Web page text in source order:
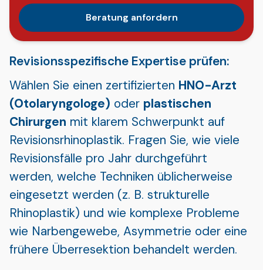
Beratung anfordern
Revisionsspezifische Expertise prüfen:
Wählen Sie einen zertifizierten HNO-Arzt
(Otolaryngologe) oder plastischen
Chirurgen mit klarem Schwerpunkt auf
Revisionsrhinoplastik. Fragen Sie, wie viele
Revisionsfälle pro Jahr durchgeführt
werden, welche Techniken üblicherweise
eingesetzt werden (z. B. strukturelle
Rhinoplastik) und wie komplexe Probleme
wie Narbengewebe, Asymmetrie oder eine
frühere Überresektion behandelt werden.